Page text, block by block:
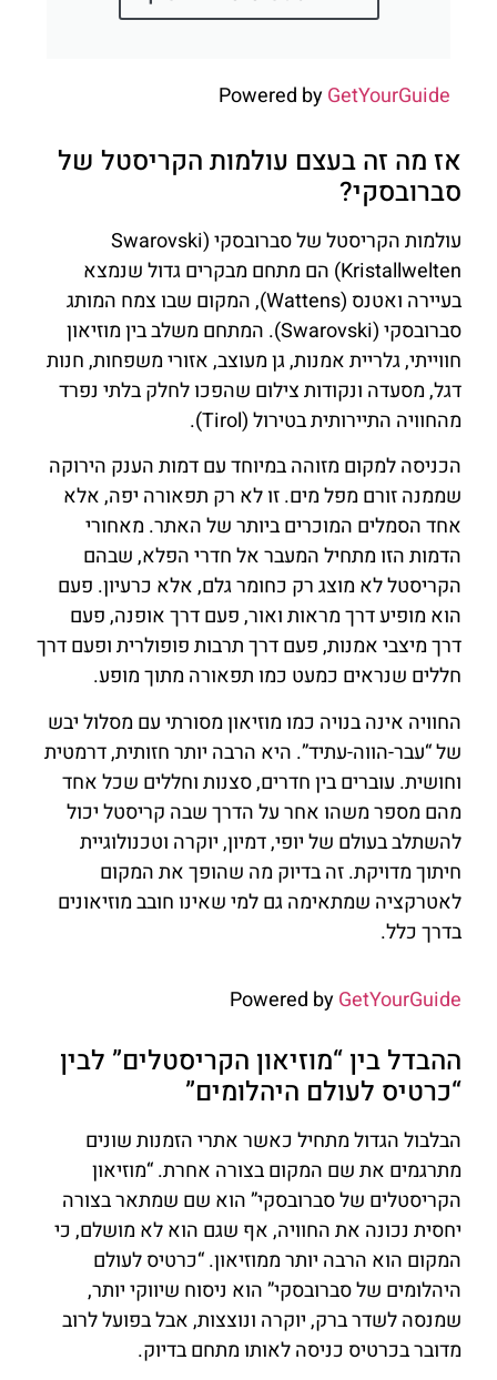
Powered byGetYourGuide
אז מה זה בעצם עולמות הקריסטל של
סברובסקי?
עולמות הקריסטל של סברובסקי (Swarovski
Kristallwelten) הם מתחם מבקרים גדול שנמצא
בעיירה ואטנס (Wattens), המקום שבו צמח המותג
סברובסקי (Swarovski). המתחם משלב בין מוזיאון
חווייתי, גלריית אמנות, גן מעוצב, אזורי משפחות, חנות
דגל, מסעדה ונקודות צילום שהפכו לחלק בלתי נפרד
מהחוויה התיירותית בטירול (Tirol).
הכניסה למקום מזוהה במיוחד עם דמות הענק הירוקה
שממנה זורם מפל מים. זו לא רק תפאורה יפה, אלא
אחד הסמלים המוכרים ביותר של האתר. מאחורי
הדמות הזו מתחיל המעבר אל חדרי הפלא, שבהם
הקריסטל לא מוצג רק כחומר גלם, אלא כרעיון. פעם
הוא מופיע דרך מראות ואור, פעם דרך אופנה, פעם
דרך מיצבי אמנות, פעם דרך תרבות פופולרית ופעם דרך
חללים שנראים כמעט כמו תפאורה מתוך מופע.
החוויה אינה בנויה כמו מוזיאון מסורתי עם מסלול יבש
של “עבר-הווה-עתיד”. היא הרבה יותר חזותית, דרמטית
וחושית. עוברים בין חדרים, סצנות וחללים שכל אחד
מהם מספר משהו אחר על הדרך שבה קריסטל יכול
להשתלב בעולם של יופי, דמיון, יוקרה וטכנולוגיית
חיתוך מדויקת. זה בדיוק מה שהופך את המקום
לאטרקציה שמתאימה גם למי שאינו חובב מוזיאונים
בדרך כלל.
Powered byGetYourGuide
ההבדל בין “מוזיאון הקריסטלים” לבין
“כרטיס לעולם היהלומים”
הבלבול הגדול מתחיל כאשר אתרי הזמנות שונים
מתרגמים את שם המקום בצורה אחרת. “מוזיאון
הקריסטלים של סברובסקי” הוא שם שמתאר בצורה
יחסית נכונה את החוויה, אף שגם הוא לא מושלם, כי
המקום הוא הרבה יותר ממוזיאון. “כרטיס לעולם
היהלומים של סברובסקי” הוא ניסוח שיווקי יותר,
שמנסה לשדר ברק, יוקרה ונוצצות, אבל בפועל לרוב
מדובר בכרטיס כניסה לאותו מתחם בדיוק.